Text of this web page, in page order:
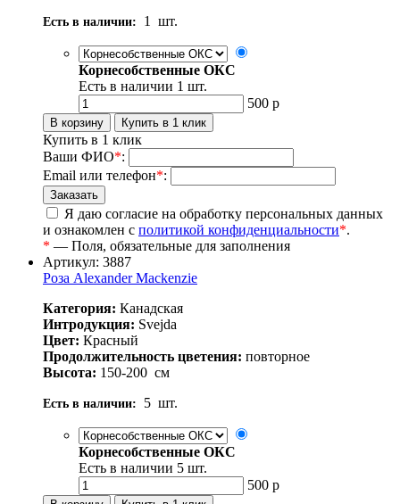
Есть в наличии: 1 шт.
Корнесобственные ОКС
Есть в наличии 1 шт.
500 р
Купить в 1 клик
Ваши ФИО*:
Email или телефон*:
Я даю согласие на обработку персональных данных
и ознакомлен с политикой конфиденциальности*.
* — Поля, обязательные для заполнения
Артикул: 3887
Роза Alexander Mackenzie
Категория: Канадская
Интродукция: Svejda
Цвет: Красный
Продолжительность цветения: повторное
Высота: 150-200 см
Есть в наличии: 5 шт.
Корнесобственные ОКС
Есть в наличии 5 шт.
500 р